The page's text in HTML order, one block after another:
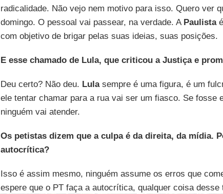
radicalidade. Não vejo nem motivo para isso. Quero ver
domingo. O pessoal vai passear, na verdade. A Paulistaé
com objetivo de brigar pelas suas ideias, suas posições.
E esse chamado de Lula, que criticou a Justiça e
Deu certo? Não deu. Lulasempre é uma figura, é um
ele tentar chamar para a rua vai ser um fiasco. Se fosse
ninguém vai atender.
Os petistas dizem que a culpa é da direita, da mídia.
autocrítica?
Isso é assim mesmo, ninguém assume os erros que
espere que o PT faça a autocrítica, qualquer coisa